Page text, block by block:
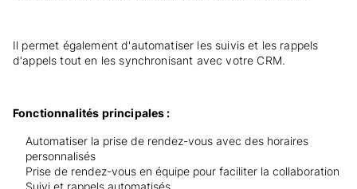
Il permet également d'automatiser les suivis et les rappels
d'appels tout en les synchronisant avec votre CRM.
Fonctionnalités principales :
Automatiser la prise de rendez-vous avec des horaires
personnalisés
Prise de rendez-vous en équipe pour faciliter la collaboration
Suivi et rappels automatisés